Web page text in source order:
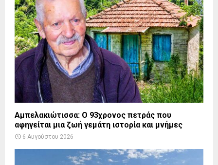
Αμπελακιώτισσα: Ο 93χρονος πετράς που
αφηγείται μια ζωή γεμάτη ιστορία και μνήμες
6 Αυγούστου 2026